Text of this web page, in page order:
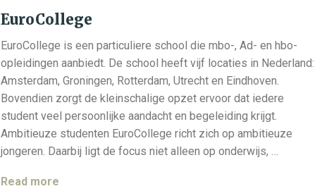
EuroCollege
EuroCollege is een particuliere school die mbo-, Ad- en hbo-
opleidingen aanbiedt. De school heeft vijf locaties in Nederland:
Amsterdam, Groningen, Rotterdam, Utrecht en Eindhoven.
Bovendien zorgt de kleinschalige opzet ervoor dat iedere
student veel persoonlijke aandacht en begeleiding krijgt.
Ambitieuze studenten EuroCollege richt zich op ambitieuze
jongeren. Daarbij ligt de focus niet alleen op onderwijs, …
Read more